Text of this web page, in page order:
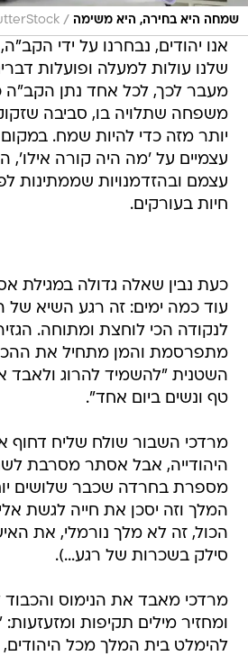
שמחה היא בחירה, היא משימה /
אנו יהודים, נבחרנו על ידי
שלנו עולות למעלה ופועלות
מעבר לכך, לכל אחד נתן הקב"ה
משפחה שתלויה בו, סביבה
יותר מזה כדי להיות שמח.
עצמיים על 'מה היה קורה אילו',
עצמם ובהזדמנויות שממתינות
חיות בעורקים.
כעת נבין שאלה גדולה במגילת
עוד כמה ימים: זה רגע השיא של
לנקודה הכי לוחצת ומתוחה.
מתפרסמת והמן מתחיל את
השטנית "להשמיד להרוג ולאבד
טף ונשים ביום אחד".
מרדכי השבור שולח שליח
היהודייה, אבל אסתר מסרבת
מספרת בחרדה שכבר שלושים
המלך וזה יסכן את חייה לגשת
הכול, זה לא מלך נורמלי, את
סילק בשכרות של רגע...).
מרדכי מאבד את הנימוס
ומחזיר מילים תקיפות
להימלט בית המלך מכל